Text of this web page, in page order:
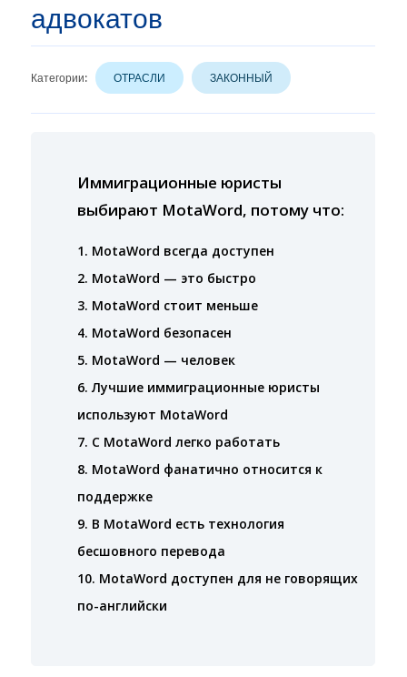
адвокатов
Категории: ОТРАСЛИ ЗАКОННЫЙ
Иммиграционные юристы
выбирают MotaWord, потому что:
1. MotaWord всегда доступен
2. MotaWord — это быстро
3. MotaWord стоит меньше
4. MotaWord безопасен
5. MotaWord — человек
6. Лучшие иммиграционные юристы
используют MotaWord
7. С MotaWord легко работать
8. MotaWord фанатично относится к
поддержке
9. В MotaWord есть технология
бесшовного перевода
10. MotaWord доступен для не говорящих
по-английски